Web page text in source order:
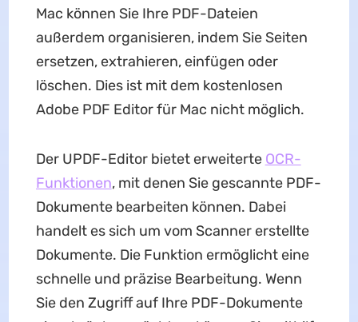
Mac können Sie Ihre PDF-Dateien
außerdem organisieren, indem Sie Seiten
ersetzen, extrahieren, einfügen oder
löschen. Dies ist mit dem kostenlosen
Adobe PDF Editor für Mac nicht möglich.
Der UPDF-Editor bietet erweiterte OCR-
Funktionen, mit denen Sie gescannte PDF-
Dokumente bearbeiten können. Dabei
handelt es sich um vom Scanner erstellte
Dokumente. Die Funktion ermöglicht eine
schnelle und präzise Bearbeitung. Wenn
Sie den Zugriff auf Ihre PDF-Dokumente